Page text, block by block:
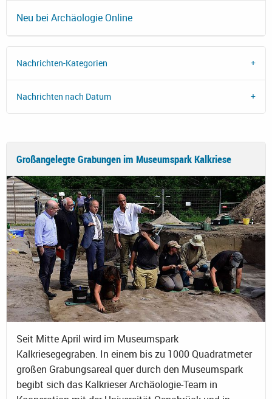
Neu bei Archäologie Online
Nachrichten-Kategorien
Nachrichten nach Datum
Großangelegte Grabungen im Museumspark Kalkriese
Seit Mitte April wird im Museumspark
Kalkriesegegraben. In einem bis zu 1000 Quadratmeter
großen Grabungsareal quer durch den Museumspark
begibt sich das Kalkrieser Archäologie-Team in